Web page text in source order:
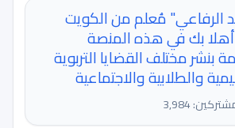
الرفاعي" مُعلم من الكويت
🇰🇼 أهلا بك في هذه المنصة
بنشر مختلف القضايا التربوية
والطلابية والاجتماعية
3,984